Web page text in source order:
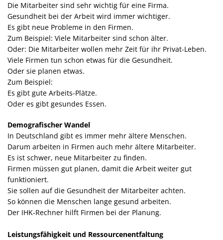
Die Mitarbeiter sind sehr wichtig für eine Firma.
Gesundheit bei der Arbeit wird immer wichtiger.
Es gibt neue Probleme in den Firmen.
Zum Beispiel: Viele Mitarbeiter sind schon älter.
Oder: Die Mitarbeiter wollen mehr Zeit für ihr Privat-Leben.
Viele Firmen tun schon etwas für die Gesundheit.
Oder sie planen etwas.
Zum Beispiel:
Es gibt gute Arbeits-Plätze.
Oder es gibt gesundes Essen.
Demografischer Wandel
In Deutschland gibt es immer mehr ältere Menschen.
Darum arbeiten in Firmen auch mehr ältere Mitarbeiter.
Es ist schwer, neue Mitarbeiter zu finden.
Firmen müssen gut planen, damit die Arbeit weiter gut
funktioniert.
Sie sollen auf die Gesundheit der Mitarbeiter achten.
So können die Menschen lange gesund arbeiten.
Der IHK-Rechner hilft Firmen bei der Planung.
Leistungsfähigkeit und Ressourcenentfaltung